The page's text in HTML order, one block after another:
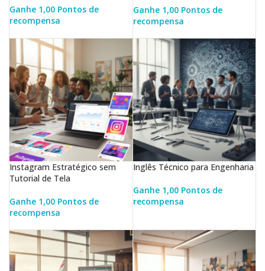
Ganhe 1,00 Pontos de
recompensa
Ganhe 1,00 Pontos de
recompensa
Instagram Estratégico sem
Tutorial de Tela
Ganhe 1,00 Pontos de
recompensa
Inglês Técnico para Engenharia
Ganhe 1,00 Pontos de
recompensa